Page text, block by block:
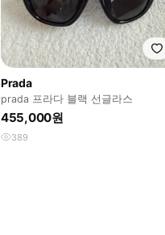
Prada
prada 프라다 블랙 선글라스
455,000원
389